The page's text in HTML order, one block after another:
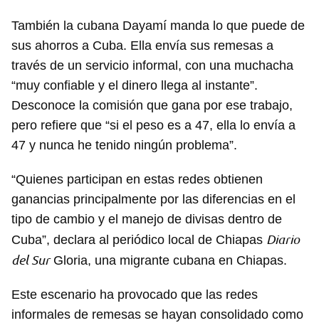
También la cubana Dayamí manda lo que puede de
sus ahorros a Cuba. Ella envía sus remesas a
través de un servicio informal, con una muchacha
“muy confiable y el dinero llega al instante”.
Desconoce la comisión que gana por ese trabajo,
pero refiere que “si el peso es a 47, ella lo envía a
47 y nunca he tenido ningún problema”.
“Quienes participan en estas redes obtienen
ganancias principalmente por las diferencias en el
tipo de cambio y el manejo de divisas dentro de
Cuba”, declara al periódico local de Chiapas Diario
del SurGloria, una migrante cubana en Chiapas.
Este escenario ha provocado que las redes
informales de remesas se hayan consolidado como